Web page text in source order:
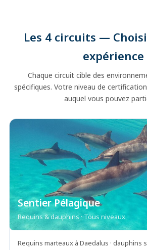
Les 4 circuits —
expérience
Chaque circuit cible des
spécifiques. Votre niveau de
auquel vous pouvez
Sentier Pélagique
Requins & dauphins · Tous niveaux
Requins marteaux à Daedalus · dauphins